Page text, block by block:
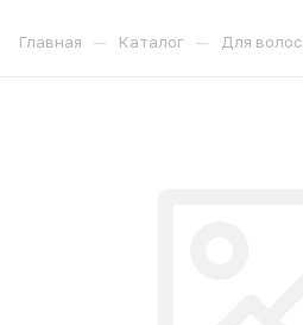
Главная — Каталог — Для волос